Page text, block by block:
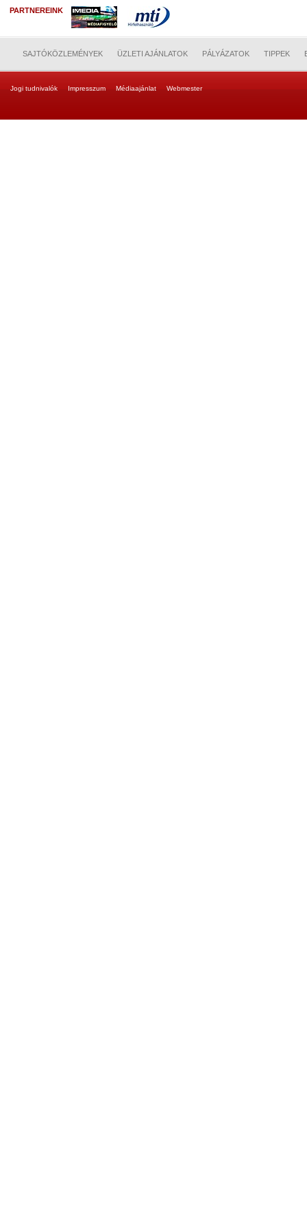
PARTNEREINK
SAJTÓKÖZLEMÉNYEK ÜZLETI AJÁNLATOK PÁLYÁZATOK TIPPEK
Jogi tudnivalók Impresszum Médiaajánlat Webmester